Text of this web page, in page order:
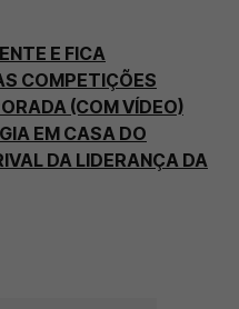
E FICA
COMPETIÇÕES
(COM VÍDEO)
EM CASA DO
DA LIDERANÇA DA